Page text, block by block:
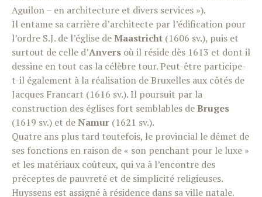
Aguilon – en architecture et divers services »).
Il entame sa carrière d’architecte par l’édification pour
l’ordre S.J. de l’église deMaastricht (1606 sv.), puis et
surtout de celle d’Anvers où il réside dès 1613 et dont il
dessine en tout cas la célèbre tour. Peut-être participe-
t-il également à la réalisation de Bruxelles aux côtés de
Jacques Francart (1616 sv.). Il poursuit par la
construction des églises fort semblables deBruges
(1619 sv.) et deNamur (1621 sv.).
Quatre ans plus tard toutefois, le provincial le démet de
ses fonctions en raison de « son penchant pour le luxe »
et les matériaux coûteux, qui va à l’encontre des
préceptes de pauvreté et de simplicité religieuses.
Huyssens est assigné à résidence dans sa ville natale.